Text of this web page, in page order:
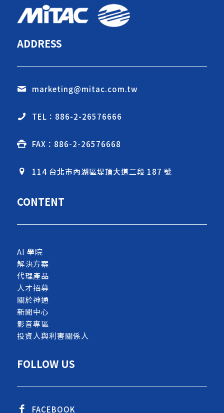
ADDRESS
marketing@mitac.com.tw
TEL：886-2-26576666
FAX：886-2-26576668
114 台北市內湖區堤頂大道二段 187 號
CONTENT
AI 學院
解決方案
代理產品
人才招募
關於神通
新聞中心
影音專區
投資人與利害關係人
FOLLOW US
FACEBOOK